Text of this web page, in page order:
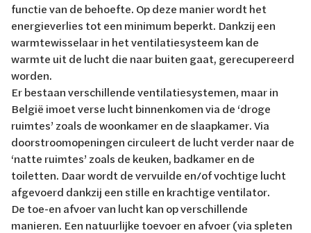
functie van de behoefte. Op deze manier wordt het
energieverlies tot een minimum beperkt. Dankzij een
warmtewisselaar in het ventilatiesysteem kan de
warmte uit de lucht die naar buiten gaat, gerecupereerd
worden.
Er bestaan verschillende ventilatiesystemen, maar in
België imoet verse lucht binnenkomen via de ‘droge
ruimtes’ zoals de woonkamer en de slaapkamer. Via
doorstroomopeningen circuleert de lucht verder naar de
‘natte ruimtes’ zoals de keuken, badkamer en de
toiletten. Daar wordt de vervuilde en/of vochtige lucht
afgevoerd dankzij een stille en krachtige ventilator.
De toe-en afvoer van lucht kan op verschillende
manieren. Een natuurlijke toevoer en afvoer (via spleten